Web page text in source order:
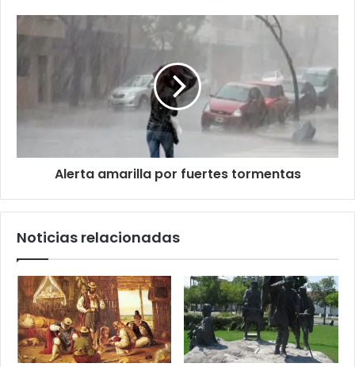
Alerta amarilla por fuertes tormentas
Noticias relacionadas